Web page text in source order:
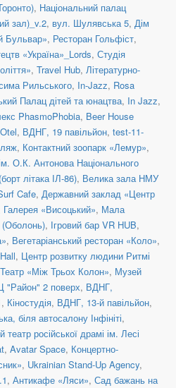
, Національний палац
зал)_v.2, вул. Шулявська 5, Дім
Бульвар», Ресторан Гольфіст,
«Україна»_Lords, Студія
, Travel Hub, Літературно-
Рильського, In-Jazz, Rosa
Палац дітей та юнацтва, In Jazz,
PhasmoPhobia, Beer House
Otel, ВДНГ, 19 павільйон, test-11-
, Контактний зоопарк «Лемур»,
О.К. Антонова Національного
літака ІЛ-86), Велика зала НМУ
Cafe, Державний заклад «Центр
Галерея «Висоцький», Мала
(Оболонь), Ігровий бар VR HUB,
, Вегетаріанський ресторан «Коло»,
, Центр розвитку людини Ритмі
Театр «Між Трьох Колон», Музей
"Район" 2 поверх, ВДНГ,
, Кіностудія, ВДНГ, 13-й павільйон,
біля автосалону Інфініті,
російської драмі ім. Лесі
, Avatar Space, Концертно-
, Ukrainian Stand-Up Agency,
, Антикафе «Ляси», Сад бажань на